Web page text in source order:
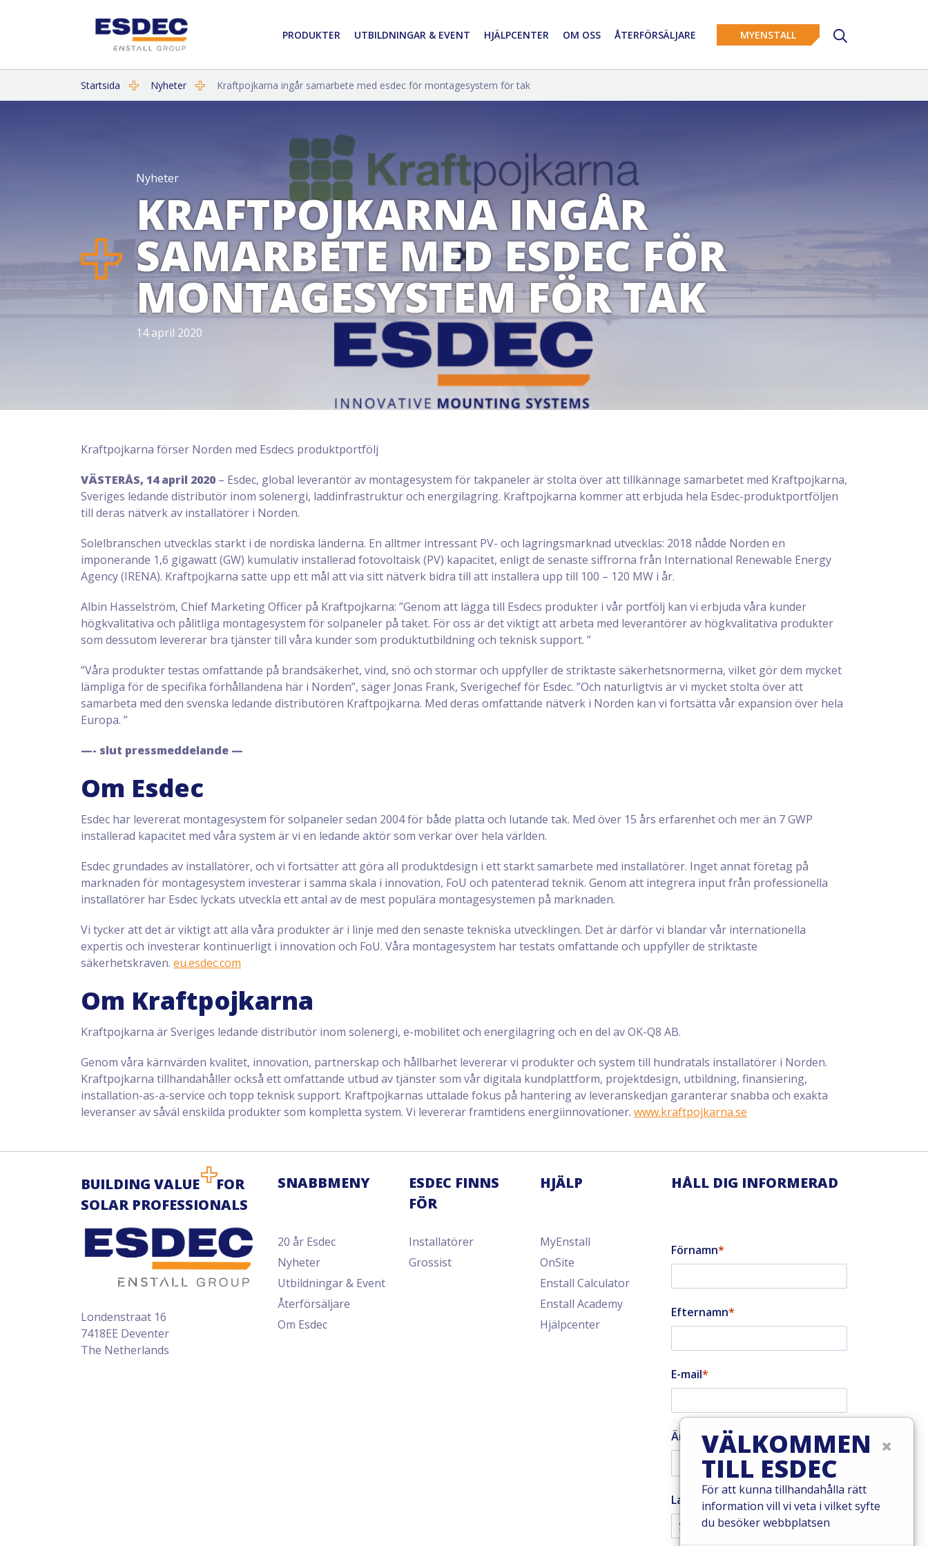
PRODUKTER UTBILDNINGAR & EVENT HJÄLPCENTER OM OSS ÅTERFÖRSÄLJARE MYENSTALL
Startsida Nyheter Kraftpojkarna ingår samarbete med esdec för montagesystem för tak
Nyheter
KRAFTPOJKARNA INGÅR
SAMARBETE MED ESDEC FÖR
MONTAGESYSTEM FÖR TAK
14 april 2020
Kraftpojkarna förser Norden med Esdecs produktportfölj
VÄSTERÅS, 14 april 2020 – Esdec, global leverantör av montagesystem för takpaneler är stolta över att tillkännage samarbetet med Kraftpojkarna,
Sveriges ledande distributör inom solenergi, laddinfrastruktur och energilagring. Kraftpojkarna kommer att erbjuda hela Esdec-produktportföljen
till deras nätverk av installatörer i Norden.
Solelbranschen utvecklas starkt i de nordiska länderna. En alltmer intressant PV- och lagringsmarknad utvecklas: 2018 nådde Norden en
imponerande 1,6 gigawatt (GW) kumulativ installerad fotovoltaisk (PV) kapacitet, enligt de senaste siffrorna från International Renewable Energy
Agency (IRENA). Kraftpojkarna satte upp ett mål att via sitt nätverk bidra till att installera upp till 100 – 120 MW i år.
Albin Hasselström, Chief Marketing Officer på Kraftpojkarna: ”Genom att lägga till Esdecs produkter i vår portfölj kan vi erbjuda våra kunder
högkvalitativa och pålitliga montagesystem för solpaneler på taket. För oss är det viktigt att arbeta med leverantörer av högkvalitativa produkter
som dessutom levererar bra tjänster till våra kunder som produktutbildning och teknisk support. ”
”Våra produkter testas omfattande på brandsäkerhet, vind, snö och stormar och uppfyller de striktaste säkerhetsnormerna, vilket gör dem mycket
lämpliga för de specifika förhållandena här i Norden”, säger Jonas Frank, Sverigechef för Esdec. ”Och naturligtvis är vi mycket stolta över att
samarbeta med den svenska ledande distributören Kraftpojkarna. Med deras omfattande nätverk i Norden kan vi fortsätta vår expansion över hela
Europa. ”
—- slut pressmeddelande —
Om Esdec
Esdec har levererat montagesystem för solpaneler sedan 2004 för både platta och lutande tak. Med över 15 års erfarenhet och mer än 7 GWP
installerad kapacitet med våra system är vi en ledande aktör som verkar över hela världen.
Esdec grundades av installatörer, och vi fortsätter att göra all produktdesign i ett starkt samarbete med installatörer. Inget annat företag på
marknaden för montagesystem investerar i samma skala i innovation, FoU och patenterad teknik. Genom att integrera input från professionella
installatörer har Esdec lyckats utveckla ett antal av de mest populära montagesystemen på marknaden.
Vi tycker att det är viktigt att alla våra produkter är i linje med den senaste tekniska utvecklingen. Det är därför vi blandar vår internationella
expertis och investerar kontinuerligt i innovation och FoU. Våra montagesystem har testats omfattande och uppfyller de striktaste
säkerhetskraven. eu.esdec.com
Om Kraftpojkarna
Kraftpojkarna är Sveriges ledande distributör inom solenergi, e-mobilitet och energilagring och en del av OK-Q8 AB.
Genom våra kärnvärden kvalitet, innovation, partnerskap och hållbarhet levererar vi produkter och system till hundratals installatörer i Norden.
Kraftpojkarna tillhandahåller också ett omfattande utbud av tjänster som vår digitala kundplattform, projektdesign, utbildning, finansiering,
installation-as-a-service och topp teknisk support. Kraftpojkarnas uttalade fokus på hantering av leveranskedjan garanterar snabba och exakta
leveranser av såväl enskilda produkter som kompletta system. Vi levererar framtidens energiinnovationer. www.kraftpojkarna.se
BUILDING VALUE
FOR
SOLAR PROFESSIONALS
Londenstraat 16
7418EE Deventer
The Netherlands
SNABBMENY
20 år Esdec
Nyheter
Utbildningar & Event
Återförsäljare
Om Esdec
ESDEC FINNS
FÖR
Installatörer
Grossist
HJÄLP
MyEnstall
OnSite
Enstall Calculator
Enstall Academy
Hjälpcenter
HÅLL DIG INFORMERAD
Förnamn
Efternamn
E-mail
Är du en installatör?
Land
×
VÄLKOMMEN
TILL ESDEC
För att kunna tillhandahålla rätt
information vill vi veta i vilket syfte
du besöker webbplatsen